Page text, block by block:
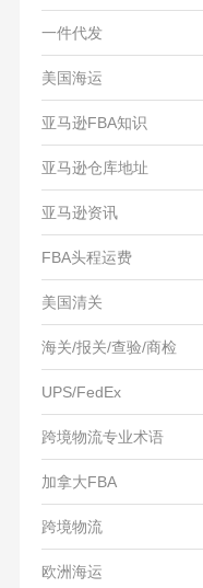
一件代发
美国海运
亚马逊FBA知识
亚马逊仓库地址
亚马逊资讯
FBA头程运费
美国清关
海关/报关/查验/商检
UPS/FedEx
跨境物流专业术语
加拿大FBA
跨境物流
欧洲海运